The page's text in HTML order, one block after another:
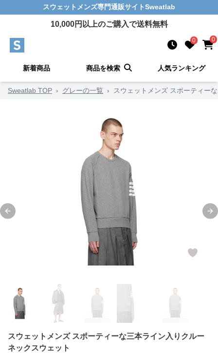
スウェットメンズ専門通販サイトSweatlab
10,000円以上のご購入で送料無料
0 0
新着商品 商品を検索 人気ランキング
Sweatlab TOP › グレーの一覧 › スウェットメンズ スポーティー
Previous slide
スウェットメンズ スポーティーな三本ライン入りクルー
ネックスウェット